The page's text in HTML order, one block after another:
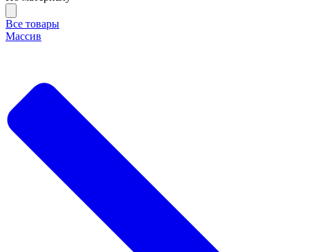
Все товары
Массив